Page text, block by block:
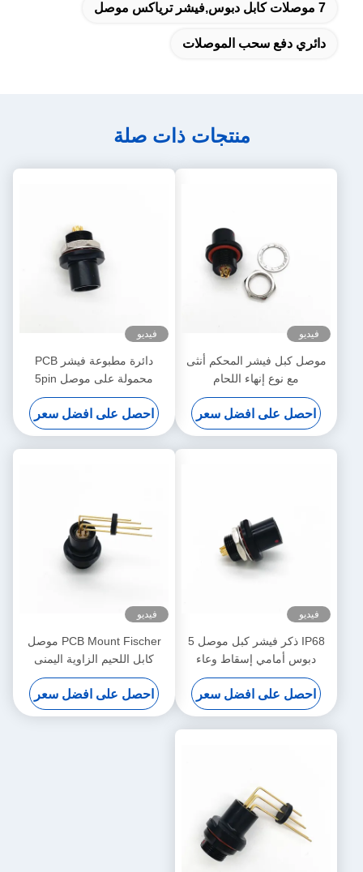
7 موصلات كابل دبوس,فيشر ترياكس موصل
دائري دفع سحب الموصلات
منتجات ذات صلة
فيديو
موصل كبل فيشر المحكم أنثى
مع نوع إنهاء اللحام
احصل على افضل سعر
فيديو
دائرة مطبوعة فيشر PCB
محمولة على موصل 5pin
مطلي باللون الأسود
احصل على افضل سعر
فيديو
IP68 ذكر فيشر كبل موصل 5
دبوس أمامي إسقاط وعاء
احصل على افضل سعر
فيديو
PCB Mount Fischer موصل
كابل اللحيم الزاوية اليمنى
للوحة الحقيقية
احصل على افضل سعر